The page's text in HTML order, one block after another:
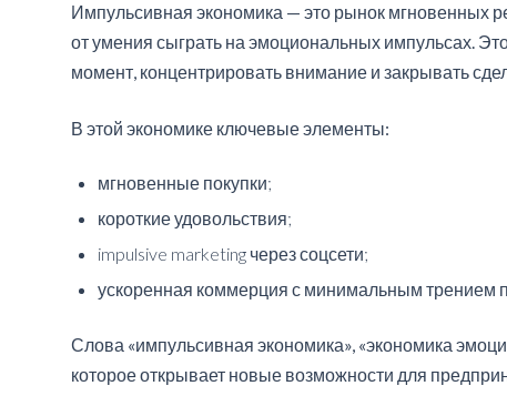
Импульсивная экономика — это рынок мгновенных
от умения сыграть на эмоциональных импульсах.
момент, концентрировать внимание и закрывать
В этой экономике ключевые элементы:
мгновенные покупки;
короткие удовольствия;
impulsive marketing через соцсети;
ускоренная коммерция с минимальным трением
Слова «импульсивная экономика», «экономика
которое открывает новые возможности для